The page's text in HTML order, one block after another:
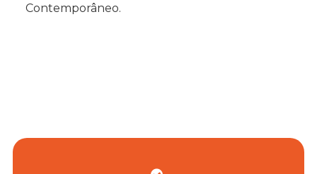
Contemporâneo.